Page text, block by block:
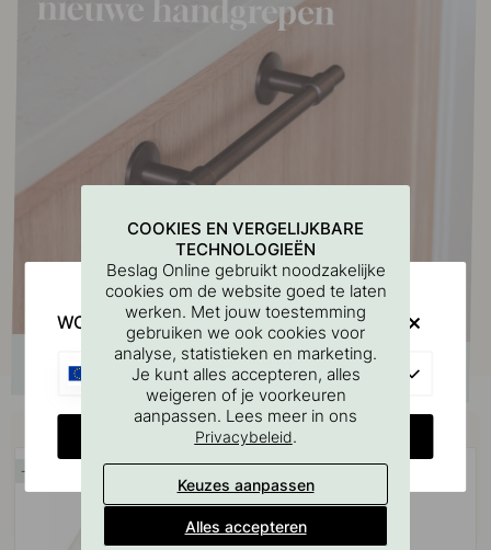
Koop samen met
POPULAR
COOKIES EN VERGELIJKBARE
TECHNOLOGIEËN
Beslag Online gebruikt noodzakelijke
cookies om de website goed te laten
werken. Met jouw toestemming
gebruiken we ook cookies voor
analyse, statistieken en marketing.
Je kunt alles accepteren, alles
weigeren of je voorkeuren
aanpassen. Lees meer in ons
Privacybeleid.
Keuzes aanpassen
Alles accepteren
WOULD YOU RATHER VISIT?
CHANGE COUNTRY